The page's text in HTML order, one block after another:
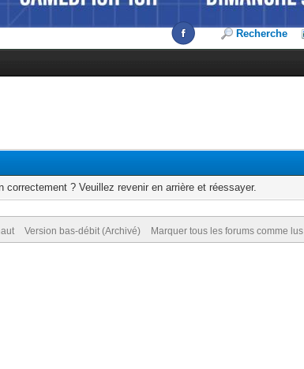
Recherche
? Veuillez revenir en arrière et réessayer.
Version bas-débit (Archivé) Marquer tous les forums comme lus